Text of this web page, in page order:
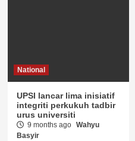
National
UPSI lancar lima inisiatif
integriti perkukuh tadbir
urus universiti
9 months ago Wahyu
Basyir